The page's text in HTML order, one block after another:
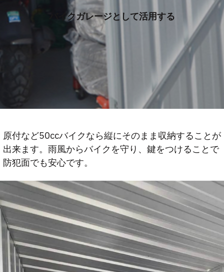
バイクガレージとして活用する
原付など50ccバイクなら縦にそのまま収納することが
出来ます。雨風からバイクを守り、鍵をつけることで
防犯面でも安心です。